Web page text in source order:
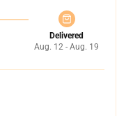
Delivered
Aug. 12 - Aug. 19